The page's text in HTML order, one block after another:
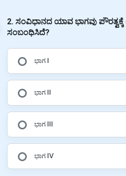
2. ಸಂವಿಧಾನದ ಯಾವ ಭಾಗವು
ಸಂಬಂಧಿಸಿದೆ?
ಭಾಗ I
ಭಾಗ II
ಭಾಗ III
ಭಾಗ IV